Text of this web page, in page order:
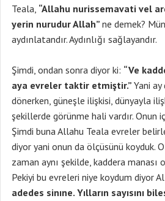
Teala, “Allahu nurissemavati vel
yerin nurudur Allah” ne demek?
aydınlatandır. Aydınlığı sağlayandır.
Şimdi, ondan sonra diyor ki: “Ve
aya evreler taktir etmiştir.” Yani
dönerken, güneşle ilişkisi, dünyayla
şekillerde görünme hali vardır. Onun
Şimdi buna Allahu Teala evreler
diyor yani onun da ölçüsünü koyduk.
zaman aynı şekilde, kaddera
Pekiyi bu evreleri niye koydum diyor
adedes sinıne. Yılların sayısını